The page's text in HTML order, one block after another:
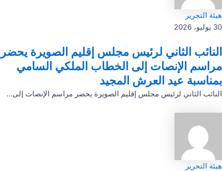
هيئة التحرير
30 يوليو، 2026
النائب الثاني لرئيس مجلس إقليم الصويرة يحضر
مراسم الإنصات إلى الخطاب الملكي السامي
بمناسبة عيد العرش المجيد
النائب الثاني لرئيس مجلس إقليم الصويرة يحضر مراسم الإنصات إلى...
هيئة التحرير